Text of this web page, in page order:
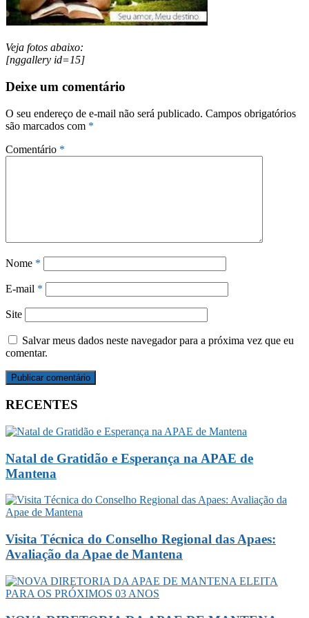
Veja fotos abaixo:
[nggallery id=15]
Deixe um comentário
O seu endereço de e-mail não será publicado. Campos obrigatórios
são marcados com *
Comentário *
Nome *
E-mail *
Site
Salvar meus dados neste navegador para a próxima vez que eu
comentar.
RECENTES
Natal de Gratidão e Esperança na APAE de
Mantena
Visita Técnica do Conselho Regional das Apaes:
Avaliação da Apae de Mantena